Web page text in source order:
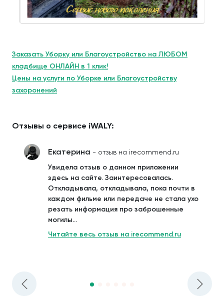
Заказать Уборку или Благоустройство на ЛЮБОМ
кладбище ОНЛАЙН в 1 клик!
Цены на услуги по Уборке или Благоустройству
захоронений
Отзывы о сервисе iWALY:
Екатерина - отзыв на irecommend.ru
Увидела отзыв о данном приложении
здесь на сайте. Заинтересовалась.
Откладывала, откладывала, пока почти в
каждом фильме или передаче не стала ухо
резать информация про заброшенные
могилы...
Читайте весь отзыв на irecommend.ru